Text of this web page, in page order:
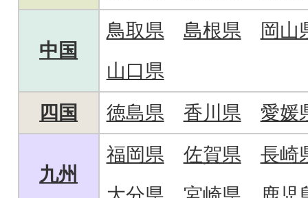
中国
鳥取県 島根県
岡山
山口県
四国
徳島県 香川県 愛媛
九州
福岡県 佐賀県
長崎